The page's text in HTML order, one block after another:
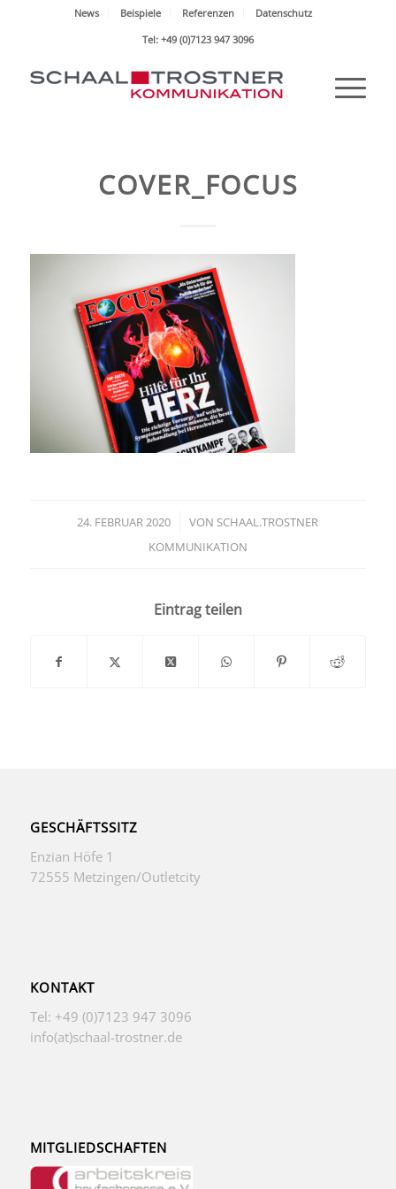
News Beispiele Referenzen
Datenschutz
Tel: +49 (0)7123 947 3096
COVER_FOCUS
24. FEBRUAR 2020
/ VON SCHAAL.TROSTNER
KOMMUNIKATION
Eintrag teilen
GESCHÄFTSSITZ
Enzian Höfe 1
72555 Metzingen/Outletcity
KONTAKT
Tel: +49 (0)7123 947 3096
info(at)schaal-trostner.de
MITGLIEDSCHAFTEN